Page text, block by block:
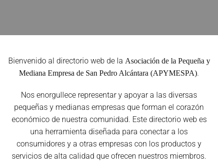
Bienvenido al directorio web de la Asociación de la Pequeña y
Mediana Empresa de San Pedro Alcántara (APYMESPA).
Nos enorgullece representar y apoyar a las diversas
pequeñas y medianas empresas que forman el corazón
económico de nuestra comunidad. Este directorio web es
una herramienta diseñada para conectar a los
consumidores y a otras empresas con los productos y
servicios de alta calidad que ofrecen nuestros miembros.